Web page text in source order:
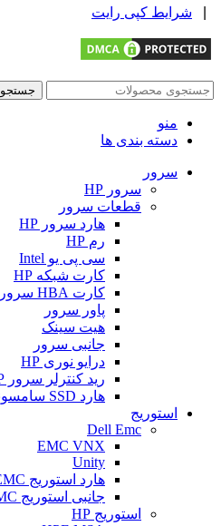
شرایط کپی رایت
جستجو
منو
دسته بندی ها
سرور
سرور HP
قطعات سرور
هارد سرور HP
رم HP
سی پی یو Intel
کارت شبکه HP
کارت HBA سرور HP
پاور سرور
هیت سینک
جانبی سرور
درایو نوری HP
رید کنترلر سرور HP
هارد SSD سامسونگ
استوریج
Dell Emc
EMC VNX
Unity
هارد استوریج EMC
جانبی استوریج EMC
استوریج HP